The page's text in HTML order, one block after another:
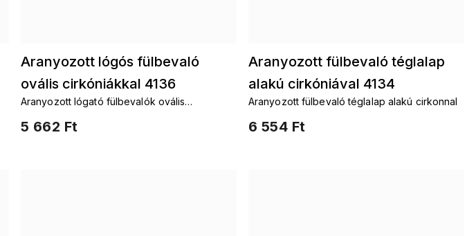
Aranyozott lógós fülbevaló
ovális cirkóniákkal 4136
5 662 Ft
Aranyozott lógató fülbevalók ovális
Aranyozott fülbevaló téglalap
alakú cirkóniával 4134
6 554 Ft
Aranyozott fülbevaló téglalap alakú cirkonnal